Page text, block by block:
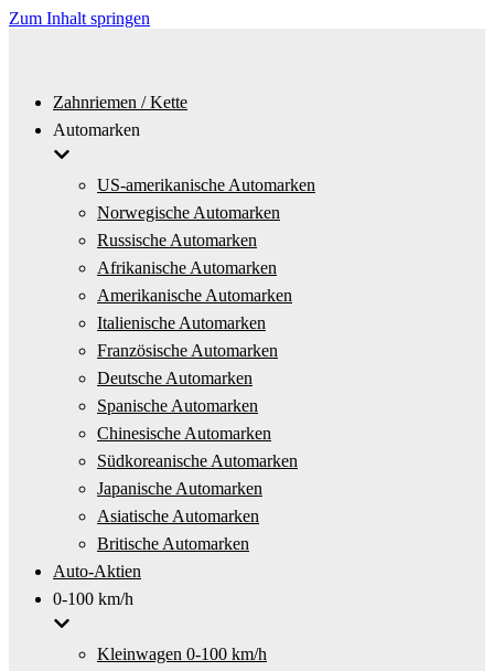
Zum Inhalt springen
Zahnriemen / Kette
Automarken
US-amerikanische Automarken
Norwegische Automarken
Russische Automarken
Afrikanische Automarken
Amerikanische Automarken
Italienische Automarken
Französische Automarken
Deutsche Automarken
Spanische Automarken
Chinesische Automarken
Südkoreanische Automarken
Japanische Automarken
Asiatische Automarken
Britische Automarken
Auto-Aktien
0-100 km/h
Kleinwagen 0-100 km/h